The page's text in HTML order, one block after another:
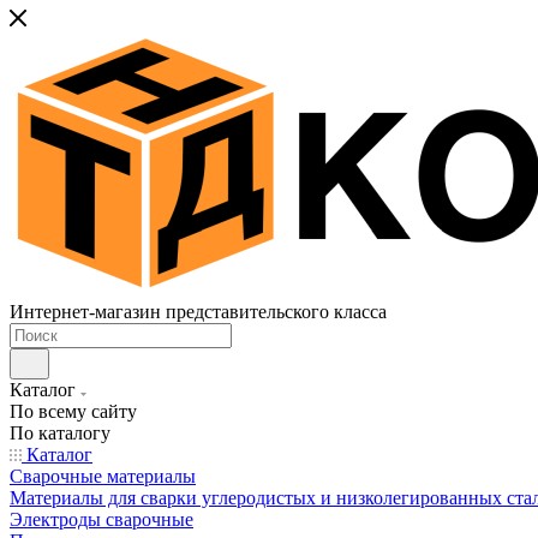
Интернет-магазин представительского класса
Каталог
По всему сайту
По каталогу
Каталог
Сварочные материалы
Материалы для сварки углеродистых и низколегированных
Электроды сварочные